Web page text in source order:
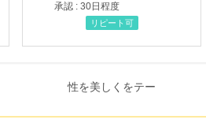
承認 : 30日程度
リピート可